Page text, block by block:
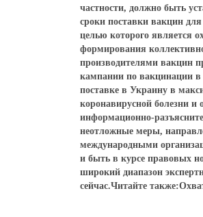
частности, должно быть
сроки поставки вакцин
целью которого является
формирования
производителями вакцин
кампании по вакцинации в
поставке в Украину в
коронавирусной болезни и
информационно-
неотложные меры,
международными
и быть в курсе правовых
широкий диапазон
сейчас.Читайте